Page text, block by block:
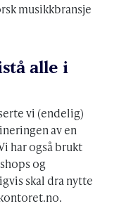
musikkbransje
alle i
vi (endelig)
av en
har også brukt
og
skal dra nytte